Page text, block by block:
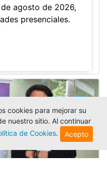
agosto de 2026,
presenciales.
cookies para mejorar su
nuestro sitio. Al continuar
de Cookies. Acepto